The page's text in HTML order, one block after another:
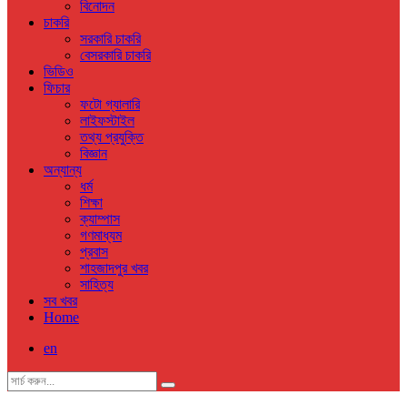
বিনোদন
চাকরি
সরকারি চাকরি
বেসরকারি চাকরি
ভিডিও
ফিচার
ফটো গ্যালারি
লাইফস্টাইল
তথ্য প্রযুক্তি
বিজ্ঞান
অন্যান্য
ধর্ম
শিক্ষা
ক্যাম্পাস
গণমাধ্যম
প্রবাস
শাহজাদপুর খবর
সাহিত্য
সব খবর
Home
en